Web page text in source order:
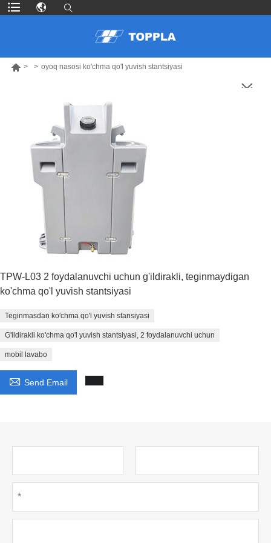
 > > oyoq nasosi ko'chma qo'l yuvish stantsiyasi
TPW-L03 2 foydalanuvchi uchun g'ildirakli, teginmaydigan
ko'chma qo'l yuvish stantsiyasi
Teginmasdan ko'chma qo'l yuvish stansiyasi
G'ildirakli ko'chma qo'l yuvish stantsiyasi, 2 foydalanuvchi uchun
mobil lavabo
 Send Email